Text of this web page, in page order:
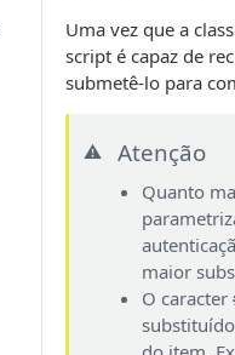
Uma vez que a
script é capaz de
submetê-lo para
⚠️ Atenção
Quanto
maior
O caracter